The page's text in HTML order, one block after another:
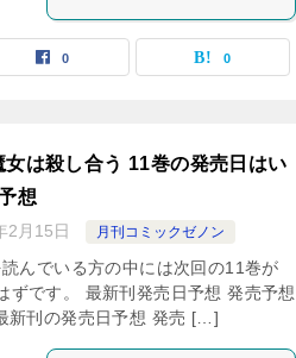
0 0
女は殺し合う 11巻の発売日はい
想
2月15日 月刊コミックゼノン
んでいる方の中には次回の11巻が
ずです。 最新刊発売日予想 発売予想
新刊の発売日予想 発売 […]